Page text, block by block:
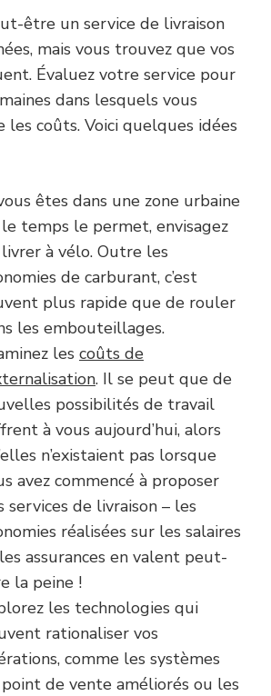
être un service de livraison
mais vous trouvez que vos
Évaluez votre service pour
dans lesquels vous
les coûts. Voici quelques idées
êtes dans une zone urbaine
temps le permet, envisagez
à vélo. Outre les
de carburant, c’est
plus rapide que de rouler
les embouteillages.
les coûts de
. Il se peut que de
possibilités de travail
à vous aujourd’hui, alors
n’existaient pas lorsque
avez commencé à proposer
services de livraison – les
réalisées sur les salaires
assurances en valent peut-
la peine !
les technologies qui
rationaliser vos
comme les systèmes
de vente améliorés ou les